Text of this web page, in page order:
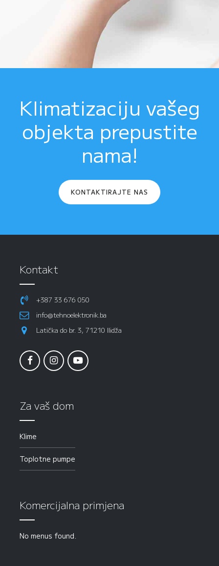
Klimatizaciju vašeg
objekta prepustite
nama!
KONTAKTIRAJTE NAS
Kontakt
+387 33 676 050
info@tehnoelektronik.ba
Latička do br. 3, 71210 Ilidža
Za vaš dom
Klime
Toplotne pumpe
Komercijalna primjena
No menus found.